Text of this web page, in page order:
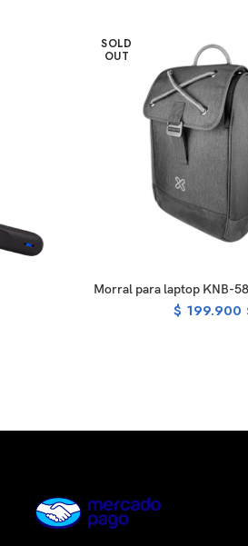
SOLD
OUT
Morral para laptop KNB-
$ 199.900